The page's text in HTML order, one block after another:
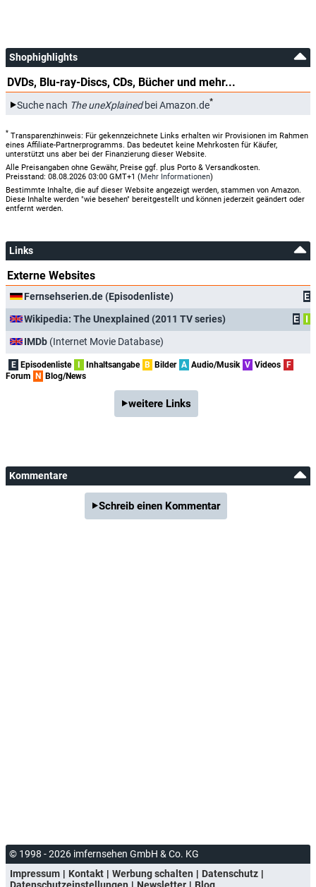
Shophighlights
DVDs, Blu-ray-Discs, CDs, Bücher und mehr...
Suche nach The uneXplainedbei Amazon.de*
* Transparenzhinweis: Für gekennzeichnete Links erhalten wir Provisionen im Rahmen
eines Affiliate-Partnerprogramms. Das bedeutet keine Mehrkosten für Käufer,
unterstützt uns aber bei der Finanzierung dieser Website.
Alle Preisangaben ohne Gewähr, Preise ggf. plus Porto & Versandkosten.
Preisstand: 08.08.2026 03:00 GMT+1 (Mehr Informationen)
Bestimmte Inhalte, die auf dieser Website angezeigt werden, stammen von Amazon.
Diese Inhalte werden "wie besehen" bereitgestellt und können jederzeit geändert oder
entfernt werden.
Links
Externe Websites
Fernsehserien.de (Episodenliste)
E
Wikipedia: The Unexplained (2011 TV series)
E
I
IMDb (Internet Movie Database)
E Episodenliste I Inhaltsangabe B Bilder A Audio/Musik V Videos F
Forum N Blog/News
weitere Links
Kommentare
Schreib einen Kommentar
© 1998 - 2026 imfernsehen GmbH & Co. KG
Impressum
Kontakt Werbung schalten
Datenschutz